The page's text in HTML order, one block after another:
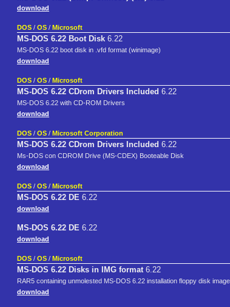
download
DOS / OS / Microsoft
MS-DOS 6.22 Boot Disk 6.22
MS-DOS 6.22 boot disk in .vfd format (winimage)
download
DOS / OS / Microsoft
MS-DOS 6.22 CDrom Drivers Included 6.22
MS-DOS 6.22 with CD-ROM Drivers
download
DOS / OS / Microsoft Corporation
MS-DOS 6.22 CDrom Drivers Included 6.22
Ms-DOS con CDROM Drive (MS-CDEX) Booteable Disk
download
DOS / OS / Microsoft
MS-DOS 6.22 DE 6.22
download
MS-DOS 6.22 DE 6.22
download
DOS / OS / Microsoft
MS-DOS 6.22 Disks in IMG format6.22
RAR5 containing unmolested MS-DOS 6.22 installation floppy disk
download